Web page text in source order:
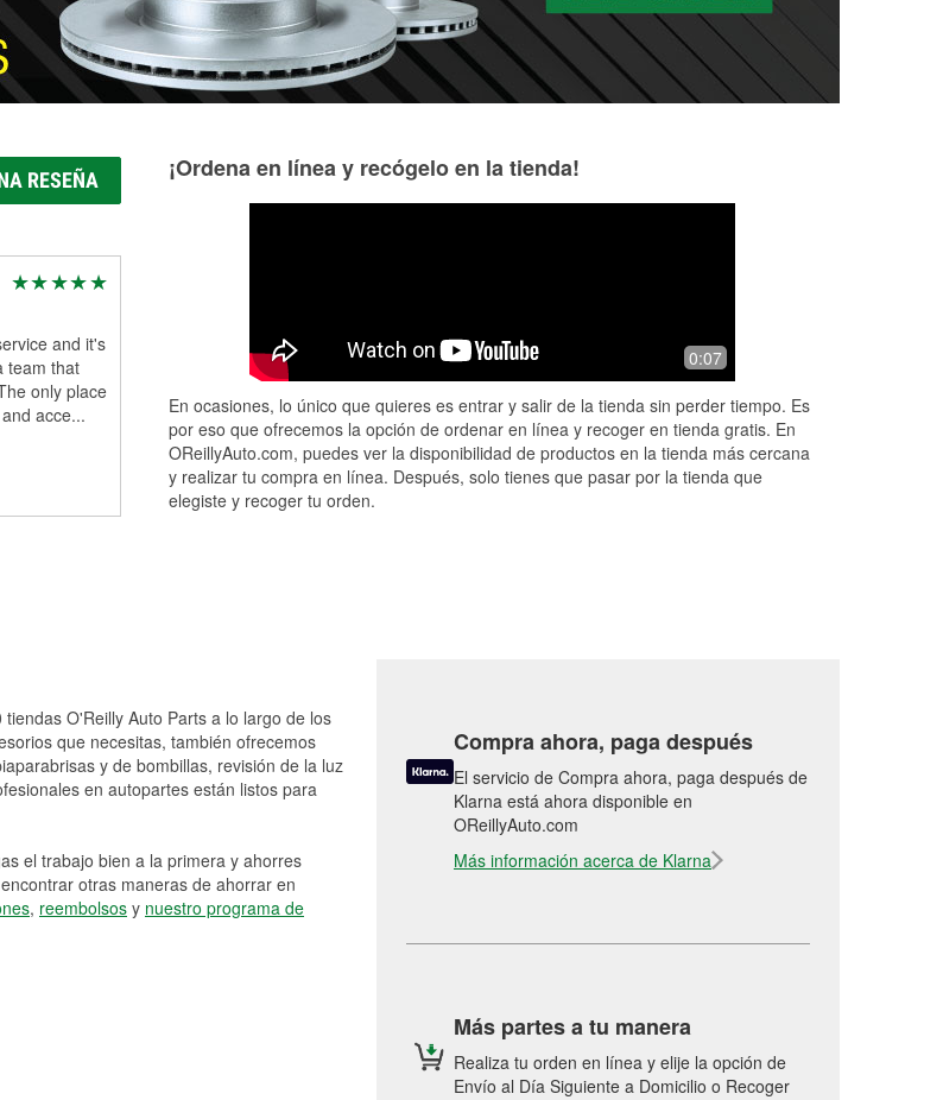
RESEÑA
and it's
team that
only place
acce...
¡Ordena en línea y recógelo en la tienda!
0:07
En ocasiones, lo único que quieres es entrar y salir de la tienda sin perder tiempo. Es
por eso que ofrecemos la opción de ordenar en línea y recoger en tienda gratis. En
OReillyAuto.com, puedes ver la disponibilidad de productos en la tienda más cercana
y realizar tu compra en línea. Después, solo tienes que pasar por la tienda que
elegiste y recoger tu orden.
O'Reilly Auto Parts a lo largo de los
que necesitas, también ofrecemos
y de bombillas, revisión de la luz
en autopartes están listos para
el trabajo bien a la primera y ahorres
otras maneras de ahorrar en
, reembolsos y nuestro programa de
Compra ahora, paga después
El servicio de Compra ahora, paga después de
Klarna está ahora disponible en
OReillyAuto.com
Más información acerca de Klarna
Más partes a tu manera
Realiza tu orden en línea y elije la opción de
Envío al Día Siguiente a Domicilio o Recoger